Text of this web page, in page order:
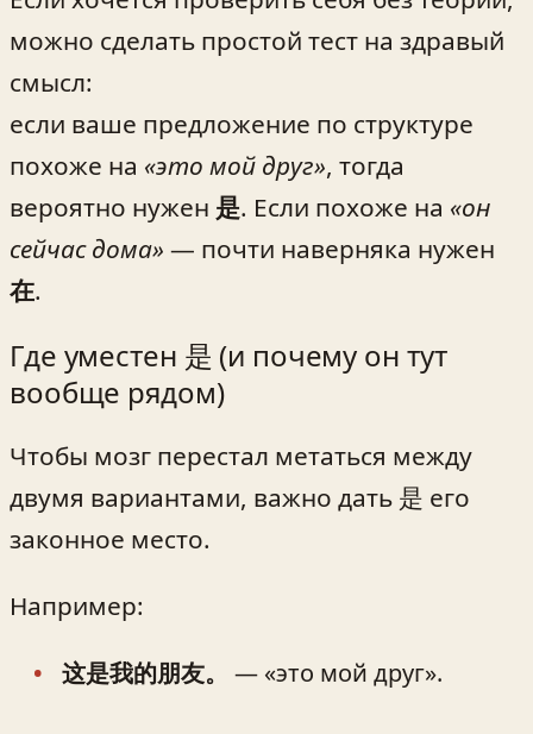
можно сделать простой тест на здравый
смысл:
если ваше предложение по структуре
похоже на «это мой друг», тогда
вероятно нужен 是. Если похоже на «он
сейчас дома» — почти наверняка нужен
在.
Где уместен 是 (и почему он тут
вообще рядом)
Чтобы мозг перестал метаться между
двумя вариантами, важно дать 是 его
законное место.
Например:
这是我的朋友。 — «это мой друг».